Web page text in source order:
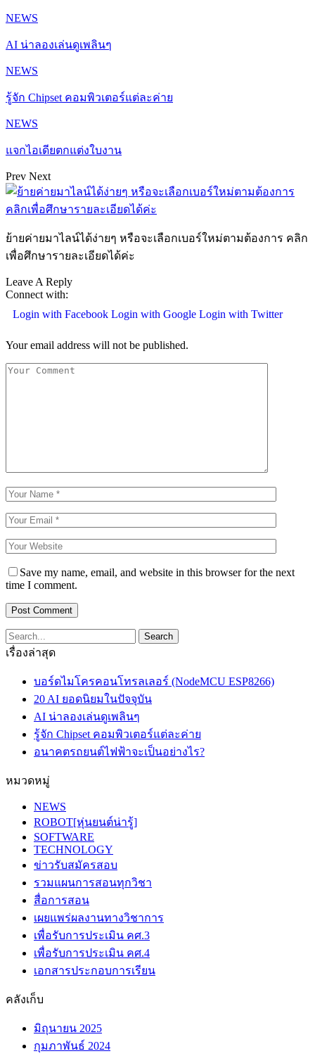
NEWS
AI น่าลองเล่นดูเพลินๆ
NEWS
รู้จัก Chipset คอมพิวเตอร์แต่ละค่าย
NEWS
แจกไอเดียตกแต่งใบงาน
Prev Next
ย้ายค่ายมาไลน์ได้ง่ายๆ หรือจะเลือกเบอร์ใหม่ตามต้องการ คลิก
เพื่อศึกษารายละเอียดได้ค่ะ
Leave A Reply
Connect with:
Login with Facebook Login with Google Login with Twitter
Your email address will not be published.
Save my name, email, and website in this browser for the next
time I comment.
เรื่องล่าสุด
บอร์ดไมโครคอนโทรลเลอร์ (NodeMCU ESP8266)
20 AI ยอดนิยมในปัจจุบัน
AI น่าลองเล่นดูเพลินๆ
รู้จัก Chipset คอมพิวเตอร์แต่ละค่าย
อนาคตรถยนต์ไฟฟ้าจะเป็นอย่างไร?
หมวดหมู่
NEWS
ROBOT[หุ่นยนต์น่ารู้]
SOFTWARE
TECHNOLOGY
ข่าวรับสมัครสอบ
รวมแผนการสอนทุกวิชา
สื่อการสอน
เผยแพร่ผลงานทางวิชาการ
เพื่อรับการประเมิน คศ.3
เพื่อรับการประเมิน คศ.4
เอกสารประกอบการเรียน
คลังเก็บ
มิถุนายน 2025
กุมภาพันธ์ 2024